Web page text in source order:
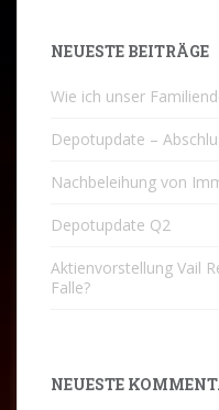
NEUESTE BEITRÄGE
Wie ich unser
Depotupdate –
Nachbeleihung von
Depotupdate Q2
Aktienvorstellung Vail
Falle?
NEUESTE